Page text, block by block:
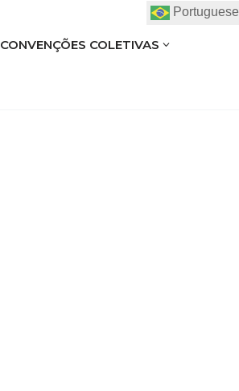
CONVENÇÕES COLETIVAS
Portuguese